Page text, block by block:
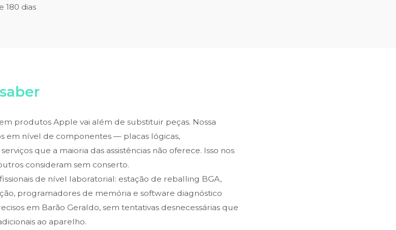
180 dias
saber
produtos Apple vai além de substituir peças. Nossa
em nível de componentes — placas lógicas,
que a maioria das assistências não oferece. Isso nos
consideram sem conserto.
de nível laboratorial: estação de reballing BGA,
programadores de memória e software diagnóstico
em Barão Geraldo, sem tentativas desnecessárias que
ao aparelho.